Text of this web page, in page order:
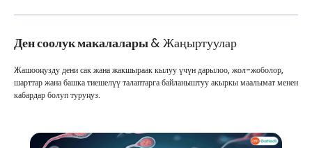
Ден соолук макалалары& Жаңыртуулар
Жашооңузду дени сак жана жакшыраак кылуу үчүн дарылоо, жол-жоболор,
шарттар жана башка тиешелүү талаптарга байланыштуу акыркы маалымат менен
кабардар болуп туруңуз.